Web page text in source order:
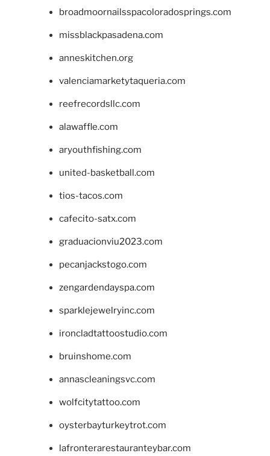
broadmoornailsspacoloradosprings.com
missblackpasadena.com
anneskitchen.org
valenciamarketytaqueria.com
reefrecordsllc.com
alawaffle.com
aryouthfishing.com
united-basketball.com
tios-tacos.com
cafecito-satx.com
graduacionviu2023.com
pecanjackstogo.com
zengardendayspa.com
sparklejewelryinc.com
ironcladtattoostudio.com
bruinshome.com
annascleaningsvc.com
wolfcitytattoo.com
oysterbayturkeytrot.com
lafronterarestauranteybar.com